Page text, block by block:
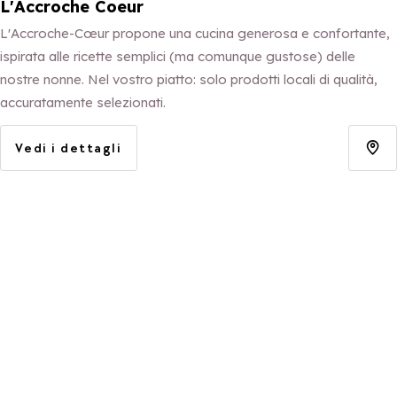
L'Accroche Coeur
L'Accroche-Cœur propone una cucina generosa e confortante,
ispirata alle ricette semplici (ma comunque gustose) delle
nostre nonne. Nel vostro piatto: solo prodotti locali di qualità,
accuratamente selezionati.
Vedi i dettagli